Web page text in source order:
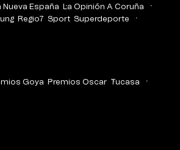
Nueva España
La Opinión A Coruña
Regio7 Sport Superdeporte
Goya Premios Oscar
Tucasa